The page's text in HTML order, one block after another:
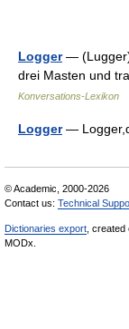
Logger—
drei Masten und
Konversations-Lexikon
Logger—
© Academic, 2000-2026
Contact us: Technical
Dictionaries export , created
MODx.